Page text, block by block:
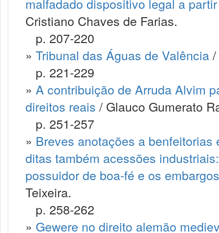
Cristiano Chaves de Farias.
p. 207-220
» Tribunal das Águas de Valência
p. 221-229
» A contribuição de Arruda Alvim
direitos reais / Glauco Gumerato
p. 251-257
» Breves anotações a
ditas também acessões
possuidor de boa-fé e os
Teixeira.
p. 258-262
» Gewere no direito alemão